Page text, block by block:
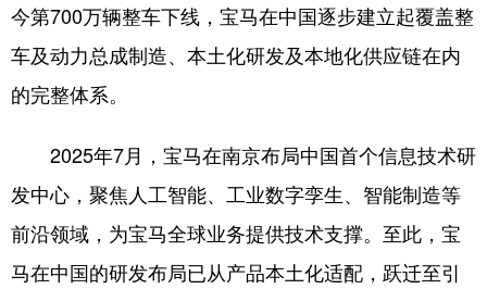
浙江 安徽 福建 江西
山东
陕西 甘肃 青海 宁夏
新疆 内蒙古 黑龙江
今第700万辆整车下线，宝马在中国逐步建立起覆盖整
车及动力总成制造、本土化研发及本地化供应链在内
的完整体系。
2025年7月，宝马在南京布局中国首个信息技术研
发中心，聚焦人工智能、工业数字孪生、智能制造等
前沿领域，为宝马全球业务提供技术支撑。至此，宝
马在中国的研发布局已从产品本土化适配，跃迁至引